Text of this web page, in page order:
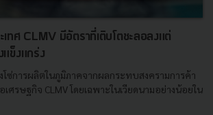
ทศ CLMV มีอัตราที่เติบโตชะลอลงแต่
แข็งแกร่ง
โซ่การผลิตในภูมิภาคจากผลกระทบสงครามการค้า
ศรษฐกิจ CLMV โดยเฉพาะในเวียดนามอย่างน้อยใน